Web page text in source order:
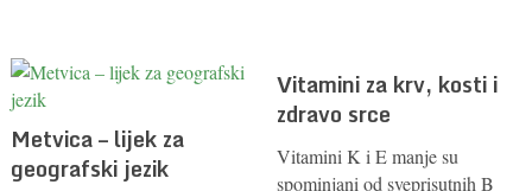
Metvica – lijek za
geografski jezik
Vitamini za krv, kosti i
zdravo srce
Vitamini K i E manje su
spominjani od sveprisutnih B